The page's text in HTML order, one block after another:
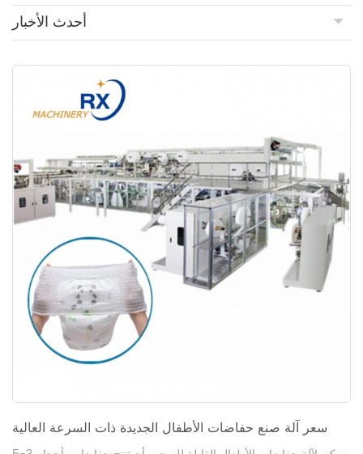
أحدث الأخبار
سعر آلة صنع حفاضات الأطفال الجديدة ذات السرعة العالية